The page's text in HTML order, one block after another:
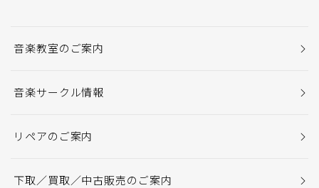
音楽教室のご案内
音楽サークル情報
リペアのご案内
下取／買取／中古販売のご案内